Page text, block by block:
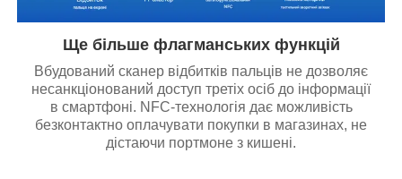
Ще більше флагманських функцій
Вбудований сканер відбитків пальців не дозволяє
несанкціонований доступ третіх осіб до інформації
в смартфоні. NFC-технологія дає можливість
безконтактно оплачувати покупки в магазинах, не
дістаючи портмоне з кишені.